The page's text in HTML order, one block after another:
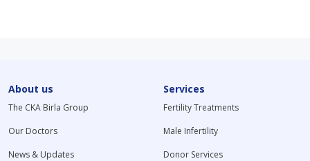
About us
The CKA Birla Group
Our Doctors
News & Updates
Services
Fertility Treatments
Male Infertility
Donor Services